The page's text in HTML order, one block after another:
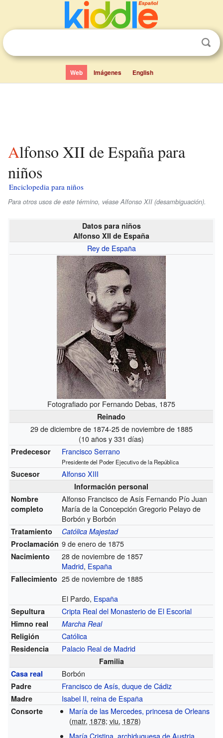
Web Imágenes English
Alfonso XII de España para
niños
Enciclopedia para niños
Para otros usos de este término, véase Alfonso XII (desambiguación).
Datos para niños
Alfonso XII de España
Rey de España
Fotografiado por Fernando Debas, 1875
Reinado
29 de diciembre de 1874-25 de noviembre de 1885
(10 años y 331 días)
Predecesor Francisco Serrano
Presidente del Poder Ejecutivo de la República
Sucesor Alfonso XIII
Información personal
Nombre
completo
Alfonso Francisco de Asís Fernando Pío Juan
María de la Concepción Gregorio Pelayo de
Borbón y Borbón
Tratamiento
Católica Majestad
Proclamación 9 de enero de 1875
Nacimiento
28 de noviembre de 1857
Madrid, España
Fallecimiento 25 de noviembre de 1885
El Pardo, España
Sepultura Cripta Real del Monasterio de El Escorial
Himno real
Marcha Real
Religión
Católica
Residencia Palacio Real de Madrid
Familia
Casa real
Borbón
Padre Francisco de Asís, duque de Cádiz
Madre Isabel II, reina de España
Consorte
María de las Mercedes, princesa de Orleans
(matr. 1878; viu. 1878)